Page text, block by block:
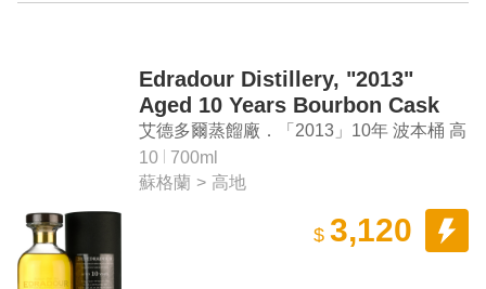
Edradour Distillery, "2013"
Aged 10 Years Bourbon Cask
Matured Highland Single Malt
Scotch Whisky
艾德多爾蒸餾廠．「2013」10年 波本桶 高
地單一麥芽蘇格蘭威士忌
10
700ml
蘇格蘭 > 高地
$ 3,120